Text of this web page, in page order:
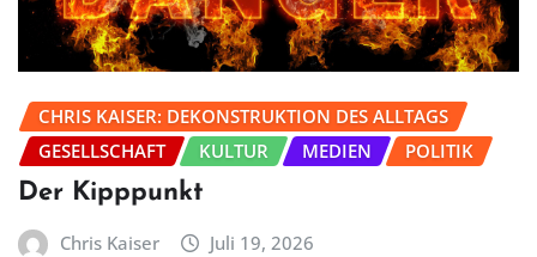
CHRIS KAISER: DEKONSTRUKTION DES ALLTAGS
GESELLSCHAFT
KULTUR MEDIEN POLITIK
Der Kipppunkt
Chris Kaiser Juli 19, 2026